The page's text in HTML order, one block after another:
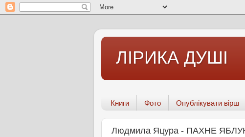
ЛІРИКА ДУШІ
Книги Фото Опублікувати вірш
Людмила Яцура - ПАХНЕ